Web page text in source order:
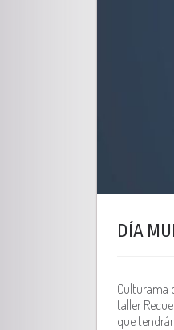
DÍA
Culturama
taller
que